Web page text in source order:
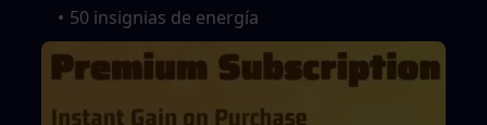
50 insignias de energía